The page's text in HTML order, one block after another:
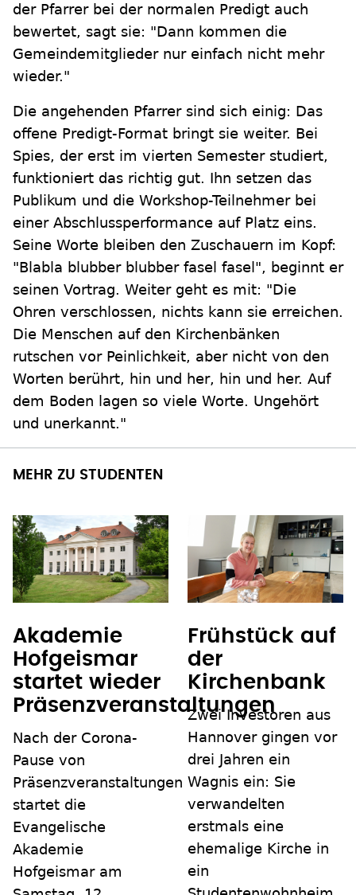
der Pfarrer bei der normalen Predigt auch
bewertet, sagt sie: "Dann kommen die
Gemeindemitglieder nur einfach nicht mehr
wieder."
Die angehenden Pfarrer sind sich einig: Das
offene Predigt-Format bringt sie weiter. Bei
Spies, der erst im vierten Semester studiert,
funktioniert das richtig gut. Ihn setzen das
Publikum und die Workshop-Teilnehmer bei
einer Abschlussperformance auf Platz eins.
Seine Worte bleiben den Zuschauern im Kopf:
"Blabla blubber blubber fasel fasel", beginnt er
seinen Vortrag. Weiter geht es mit: "Die
Ohren verschlossen, nichts kann sie erreichen.
Die Menschen auf den Kirchenbänken
rutschen vor Peinlichkeit, aber nicht von den
Worten berührt, hin und her, hin und her. Auf
dem Boden lagen so viele Worte. Ungehört
und unerkannt."
MEHR ZU STUDENTEN
Akademie
Hofgeismar
startet wieder
Präsenzveranstaltungen
Nach der Corona-
Pause von
Präsenzveranstaltungen
startet die
Evangelische
Akademie
Hofgeismar am
Frühstück auf
der
Kirchenbank
Zwei Investoren aus
Hannover gingen vor
drei Jahren ein
Wagnis ein: Sie
verwandelten
erstmals eine
ehemalige Kirche in
ein